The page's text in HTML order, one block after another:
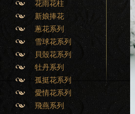
花雨花柱
新娘捧花
蔥花系列
雪球花系列
貝殼花系列
牡丹系列
孤挺花系列
愛情花系列
飛燕系列